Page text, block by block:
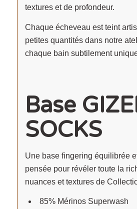
textures et de profondeur.
Chaque écheveau est teint
petites quantités dans notre
chaque bain subtilement
Base
SOCKS
Une base fingering équilibrée
pensée pour révéler toute la
nuances et textures de
85% Mérinos Superwash